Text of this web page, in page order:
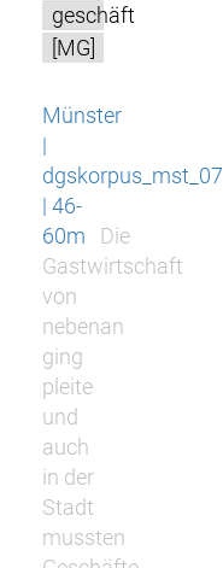
geschäft
[MG]
Münster
|
dgskorpus_mst_07
| 46-
60m
Die
Gastwirtschaft
von
nebenan
ging
pleite
und
auch
in der
Stadt
mussten